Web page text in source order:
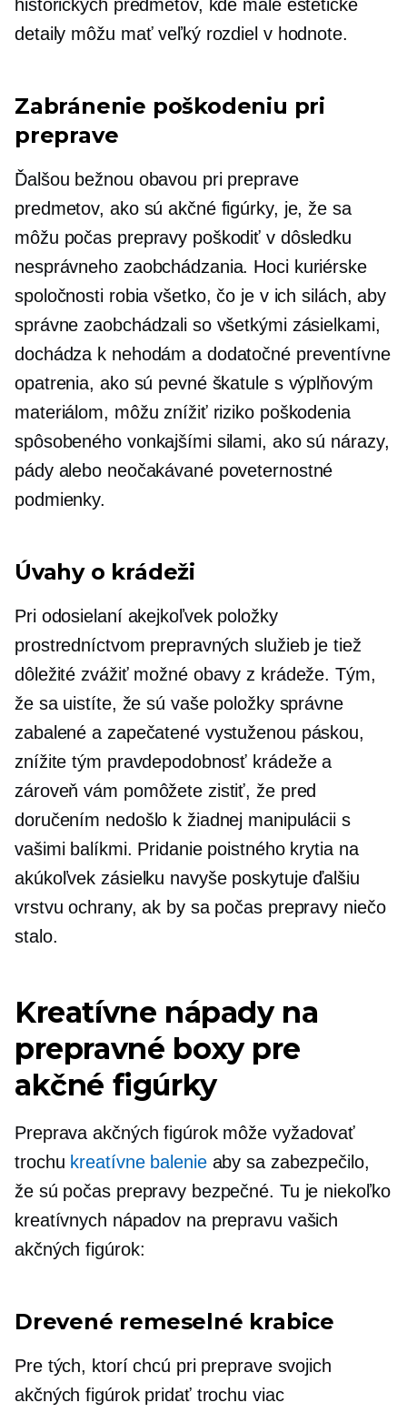
historických predmetov, kde malé estetické
detaily môžu mať veľký rozdiel v hodnote.
Zabránenie poškodeniu pri
preprave
Ďalšou bežnou obavou pri preprave
predmetov, ako sú akčné figúrky, je, že sa
môžu počas prepravy poškodiť v dôsledku
nesprávneho zaobchádzania. Hoci kuriérske
spoločnosti robia všetko, čo je v ich silách, aby
správne zaobchádzali so všetkými zásielkami,
dochádza k nehodám a dodatočné preventívne
opatrenia, ako sú pevné škatule s výplňovým
materiálom, môžu znížiť riziko poškodenia
spôsobeného vonkajšími silami, ako sú nárazy,
pády alebo neočakávané poveternostné
podmienky.
Úvahy o krádeži
Pri odosielaní akejkoľvek položky
prostredníctvom prepravných služieb je tiež
dôležité zvážiť možné obavy z krádeže. Tým,
že sa uistíte, že sú vaše položky správne
zabalené a zapečatené vystuženou páskou,
znížite tým pravdepodobnosť krádeže a
zároveň vám pomôžete zistiť, že pred
doručením nedošlo k žiadnej manipulácii s
vašimi balíkmi. Pridanie poistného krytia na
akúkoľvek zásielku navyše poskytuje ďalšiu
vrstvu ochrany, ak by sa počas prepravy niečo
stalo.
Kreatívne nápady na
prepravné boxy pre
akčné figúrky
Preprava akčných figúrok môže vyžadovať
trochu kreatívne balenieaby sa zabezpečilo,
že sú počas prepravy bezpečné. Tu je niekoľko
kreatívnych nápadov na prepravu vašich
akčných figúrok:
Drevené remeselné krabice
Pre tých, ktorí chcú pri preprave svojich
akčných figúrok pridať trochu viac